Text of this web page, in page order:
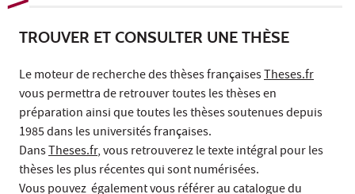
TROUVER ET CONSULTER UNE THÈSE
Le moteur de recherche des thèses françaisesTheses.fr
vous permettra de retrouver toutes les thèses en
préparation ainsi que toutes les thèses soutenues depuis
1985 dans les universités françaises.
DansTheses.fr, vous retrouverez le texte intégral pour les
thèses les plus récentes qui sont numérisées.
Vous pouvez également vous référer au catalogue du